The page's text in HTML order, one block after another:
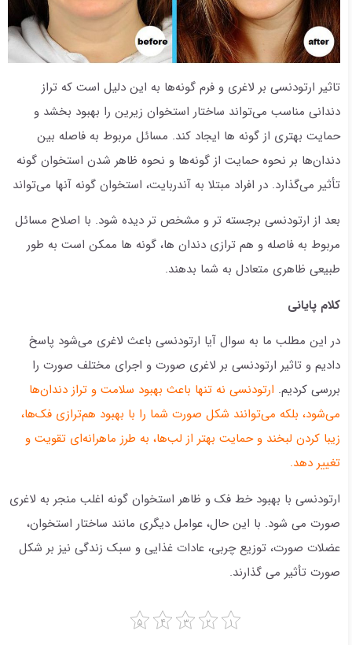
تاثیر ارتودنسی بر لاغری و فرم گونه‌ها به این دلیل است که تراز
دندانی مناسب می‌تواند ساختار استخوان زیرین را بهبود بخشد و
حمایت بهتری از گونه ها ایجاد کند. مسائل مربوط به فاصله بین
دندان‌ها بر نحوه حمایت از گونه‌ها و نحوه ظاهر شدن استخوان گونه
تأثیر می‌گذارد. در افراد مبتلا به آندربایت، استخوان گونه آنها می‌تواند
بعد از ارتودنسی برجسته تر و مشخص تر دیده شود. با اصلاح مسائل
مربوط به فاصله و هم ترازی دندان ها، گونه ها ممکن است به طور
طبیعی ظاهری متعادل به شما بدهند.
کلام پایانی
در این مطلب ما به سوال آیا ارتودنسی باعث لاغری می‌شود پاسخ
دادیم و تاثیر ارتودنسی بر لاغری صورت و اجرای مختلف صورت را
بررسی کردیم. ارتودنسی نه تنها باعث بهبود سلامت و تراز دندان‌ها
می‌شود، بلکه می‌توانند شکل صورت شما را با بهبود هم‌ترازی فک‌ها،
زیبا کردن لبخند و حمایت بهتر از لب‌ها، به طرز ماهرانه‌ای تقویت و
تغییر دهد.
ارتودنسی با بهبود خط فک و ظاهر استخوان گونه اغلب منجر به لاغری
صورت می شود. با این حال، عوامل دیگری مانند ساختار استخوان،
عضلات صورت، توزیع چربی، عادات غذایی و سبک زندگی نیز بر شکل
صورت تأثیر می گذارند.